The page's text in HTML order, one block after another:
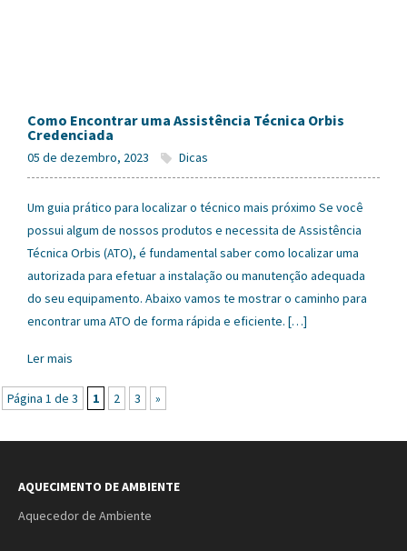
Como Encontrar uma Assistência Técnica Orbis
Credenciada
05 de dezembro, 2023 Dicas
Um guia prático para localizar o técnico mais próximo Se você
possui algum de nossos produtos e necessita de Assistência
Técnica Orbis (ATO), é fundamental saber como localizar uma
autorizada para efetuar a instalação ou manutenção adequada
do seu equipamento. Abaixo vamos te mostrar o caminho para
encontrar uma ATO de forma rápida e eficiente. […]
Ler mais
Página 1 de 3 1 2 3 »
AQUECIMENTO DE AMBIENTE
Aquecedor de Ambiente